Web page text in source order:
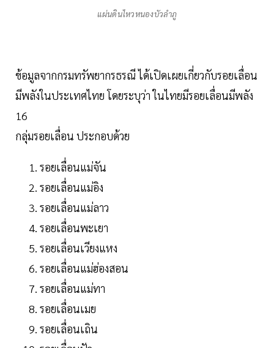
แผ่นดินไหวหนองบัวลำภู
ข้อมูลจากกรมทรัพยากรธรณี ได้เปิดเผยเกี่ยวกับรอยเลื่อน
มีพลังในประเทศไทย โดยระบุว่า ในไทยมีรอยเลื่อนมีพลัง
16
กลุ่มรอยเลื่อน ประกอบด้วย
รอยเลื่อนแม่จัน
รอยเลื่อนแม่อิง
รอยเลื่อนแม่ลาว
รอยเลื่อนพะเยา
รอยเลื่อนเวียงแหง
รอยเลื่อนแม่ฮ่องสอน
รอยเลื่อนแม่ทา
รอยเลื่อนเมย
รอยเลื่อนเถิน